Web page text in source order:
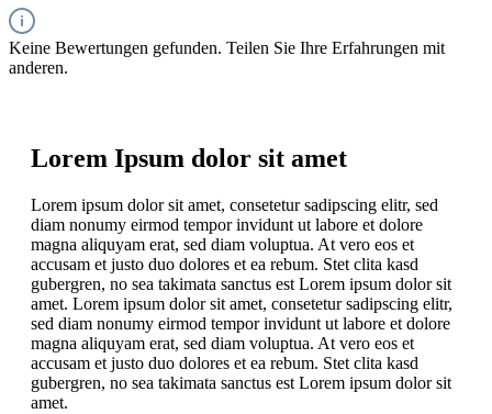
Keine Bewertungen gefunden. Teilen Sie Ihre Erfahrungen mit
anderen.
Lorem Ipsum dolor sit amet
Lorem ipsum dolor sit amet, consetetur sadipscing elitr, sed
diam nonumy eirmod tempor invidunt ut labore et dolore
magna aliquyam erat, sed diam voluptua. At vero eos et
accusam et justo duo dolores et ea rebum. Stet clita kasd
gubergren, no sea takimata sanctus est Lorem ipsum dolor sit
amet. Lorem ipsum dolor sit amet, consetetur sadipscing elitr,
sed diam nonumy eirmod tempor invidunt ut labore et dolore
magna aliquyam erat, sed diam voluptua. At vero eos et
accusam et justo duo dolores et ea rebum. Stet clita kasd
gubergren, no sea takimata sanctus est Lorem ipsum dolor sit
amet.